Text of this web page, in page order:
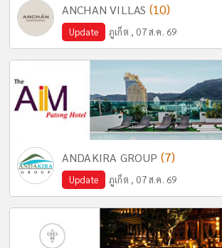
ANCHAN VILLAS (10)
Update ภูเก็ต , 07 ส.ค. 69
ANDAKIRA GROUP (7)
Update ภูเก็ต , 07 ส.ค. 69